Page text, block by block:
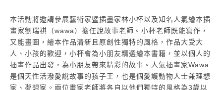
本活動將邀請參展藝術家暨插畫家林小杯以及知名人氣繪本插
畫家劉瑞祺（wawa）擔任說故事老師。小杯老師既能寫作，
又能畫圖，繪本作品清新且原創性獨特的風格，作品大受大
人、小孩的歡迎，小杯會為小朋友精選繪本書籍，並以個人的
插畫作品出發，為小朋友帶來精彩的故事。人氣插畫家Wawa
是個天性活潑愛說故事的孩子王，也是個愛護動物人士兼理想
家、夢想家。兩位畫家老師將各自以他們獨特的風格為3歲以